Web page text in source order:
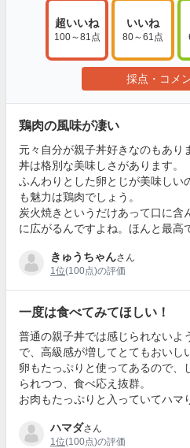
超いいね
100～81点
いいね
80～61点
採点・コメ
鶏肉の風味が凄い
元々自分が親子丼好きなのもあり
丼は格別な美味しさがあります。
ふんわりとした卵とじが美味しい
も魅力は鶏肉でしょう。
炭火焼きというだけあって口に含
に広がるんですよね。ほんと最高
きゅうちゃんさん
1位(100点)の評価
一度は食べてみてほしい！
普通の親子丼では感じられないよ
で、高級感が増してとてもおいし
卵もたっぷりと使ってあるので、
られつつ、食べ応え抜群。
お肉もたっぷりと入っていてハマ
ハマダさん
1位(100点)の評価